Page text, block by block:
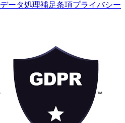
データ処理補足条項プライバシー